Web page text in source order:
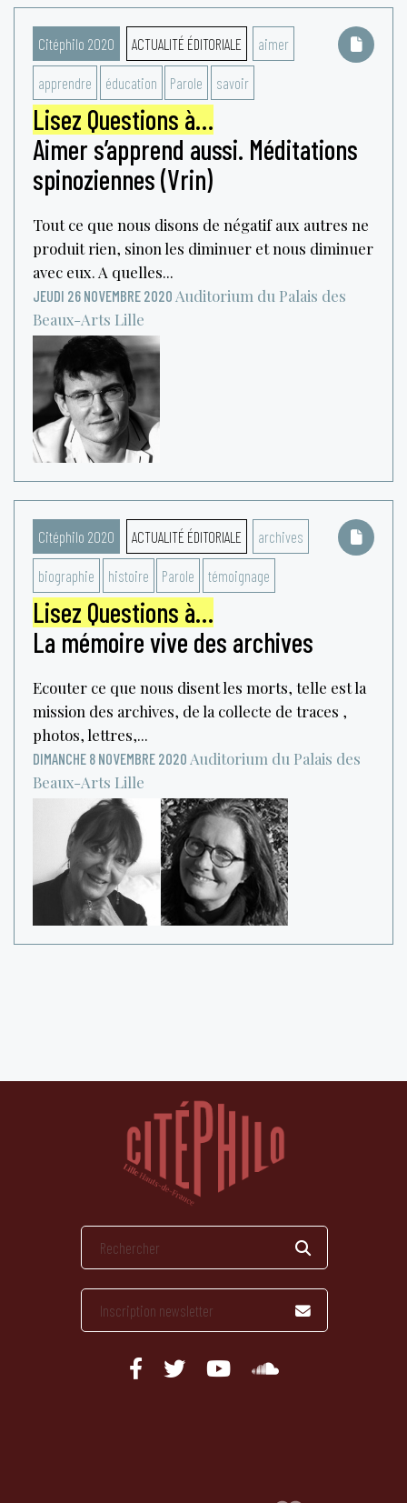
Citéphilo 2020 ACTUALITÉ ÉDITORIALE aimer
apprendre éducation Parole savoir
Lisez Questions à…
Aimer s’apprend aussi. Méditations
spinoziennes (Vrin)
Tout ce que nous disons de négatif aux autres ne
produit rien, sinon les diminuer et nous diminuer
avec eux. A quelles...
JEUDI 26 NOVEMBRE 2020 Auditorium du Palais des
Beaux-Arts Lille
Citéphilo 2020 ACTUALITÉ ÉDITORIALE archives
biographie histoire Parole témoignage
Lisez Questions à…
La mémoire vive des archives
Ecouter ce que nous disent les morts, telle est la
mission des archives, de la collecte de traces ,
photos, lettres,...
DIMANCHE 8 NOVEMBRE 2020 Auditorium du Palais des
Beaux-Arts Lille